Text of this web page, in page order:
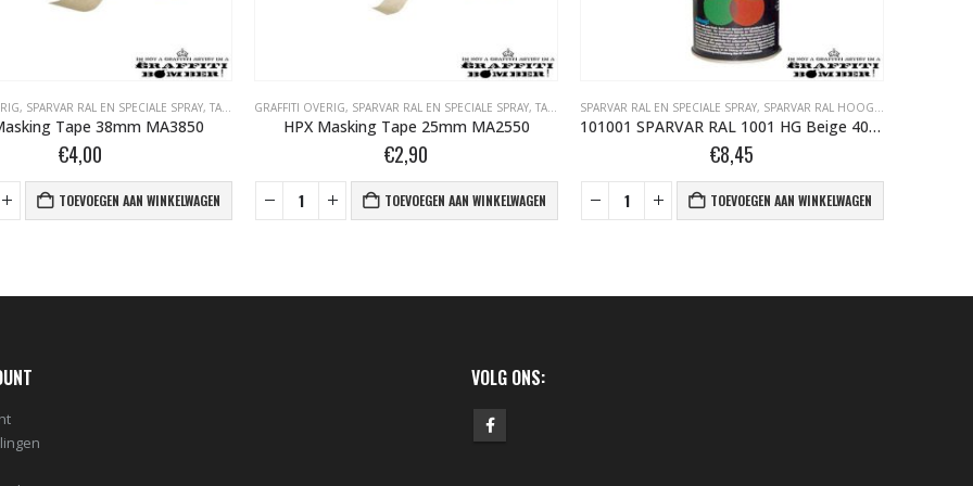
, SPARVAR RAL EN SPECIALE SPRAY, TAPE- EN AFDEKMATERIALEN
Tape 38mm MA3850
€4,00
TOEVOEGEN AAN WINKELWAGEN
GRAFFITI OVERIG, SPARVAR RAL EN SPECIALE SPRAY, TAPE- EN AFDEKMATERIALEN
HPX Masking Tape 25mm MA2550
€2,90
TOEVOEGEN AAN WINKELWAGEN
SPARVAR RAL EN SPECIALE SPRAY, SPARVAR RAL HOOGGLANS BOMBER.NL
101001 SPARVAR RAL 1001 HG Beige 400 ml
€8,45
TOEVOEGEN AAN WINKELWAGEN
VOLG ONS: